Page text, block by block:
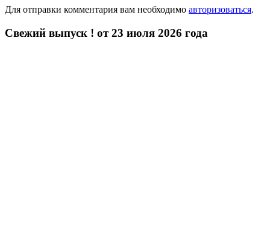
Для отправки комментария вам необходимо авторизоваться.
Свежий выпуск ! от 23 июля 2026 года